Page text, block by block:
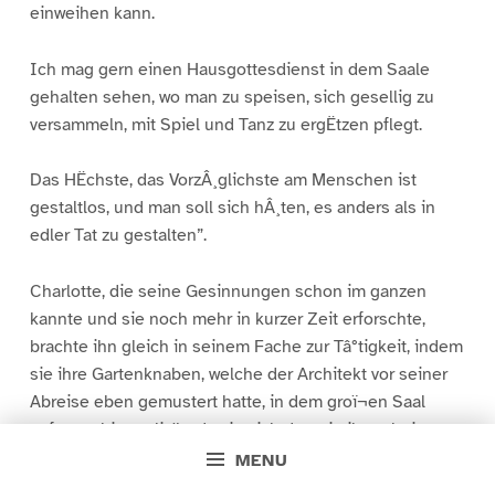
MENU
einweihen kann.
Ich mag gern einen Hausgottesdienst in dem Saale
gehalten sehen, wo man zu speisen, sich gesellig zu
versammeln, mit Spiel und Tanz zu ergËtzen pflegt.
Das HËchste, das VorzÂ¸glichste am Menschen ist
gestaltlos, und man soll sich hÂ¸ten, es anders als in
edler Tat zu gestalten”.
Charlotte, die seine Gesinnungen schon im ganzen
kannte und sie noch mehr in kurzer Zeit erforschte,
brachte ihn gleich in seinem Fache zur Tâ°tigkeit, indem
sie ihre Gartenknaben, welche der Architekt vor seiner
Abreise eben gemustert hatte, in dem groï¬en Saal
aufmarschieren lieï¬, da sie sich denn in ihren heitern,
reinlichen Uniformen, mit gesetzlichen Bewegungen